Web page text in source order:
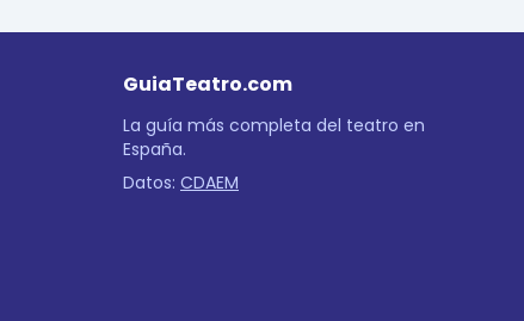
GuiaTeatro.com
La guía más completa del teatro en
España.
Datos: CDAEM